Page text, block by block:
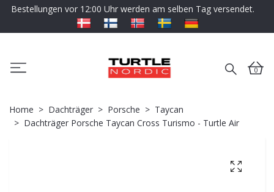
Bestellungen vor 12:00 Uhr werden am selben Tag versendet.
0
Home Dachträger Porsche
Taycan
Dachträger Porsche Taycan Cross Turismo - Turtle Air